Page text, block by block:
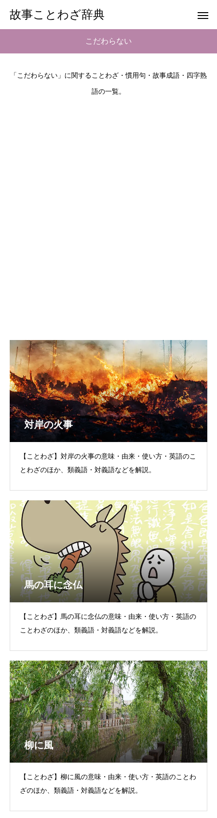
故事ことわざ辞典
こだわらない
「こだわらない」に関することわざ・慣用句・故事成語・四字熟
語の一覧。
対岸の火事
【ことわざ】対岸の火事の意味・由来・使い方・英語のこ
とわざのほか、類義語・対義語などを解説。
馬の耳に念仏
【ことわざ】馬の耳に念仏の意味・由来・使い方・英語の
ことわざのほか、類義語・対義語などを解説。
柳に風
【ことわざ】柳に風の意味・由来・使い方・英語のことわ
ざのほか、類義語・対義語などを解説。